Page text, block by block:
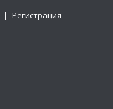
| Регистрация